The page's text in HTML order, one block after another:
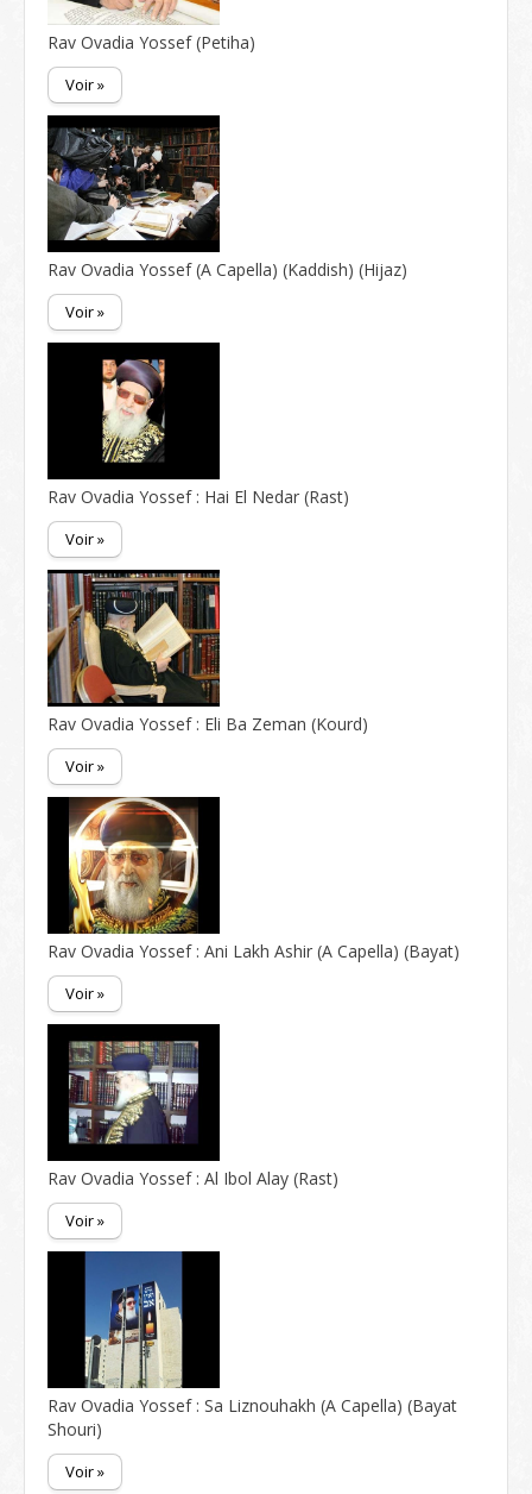
Rav Ovadia Yossef (Petiha)
Voir »
Rav Ovadia Yossef (A Capella) (Kaddish) (Hijaz)
Voir »
Rav Ovadia Yossef : Hai El Nedar (Rast)
Voir »
Rav Ovadia Yossef : Eli Ba Zeman (Kourd)
Voir »
Rav Ovadia Yossef : Ani Lakh Ashir (A Capella) (Bayat)
Voir »
Rav Ovadia Yossef : Al Ibol Alay (Rast)
Voir »
Rav Ovadia Yossef : Sa Liznouhakh (A Capella) (Bayat
Shouri)
Voir »